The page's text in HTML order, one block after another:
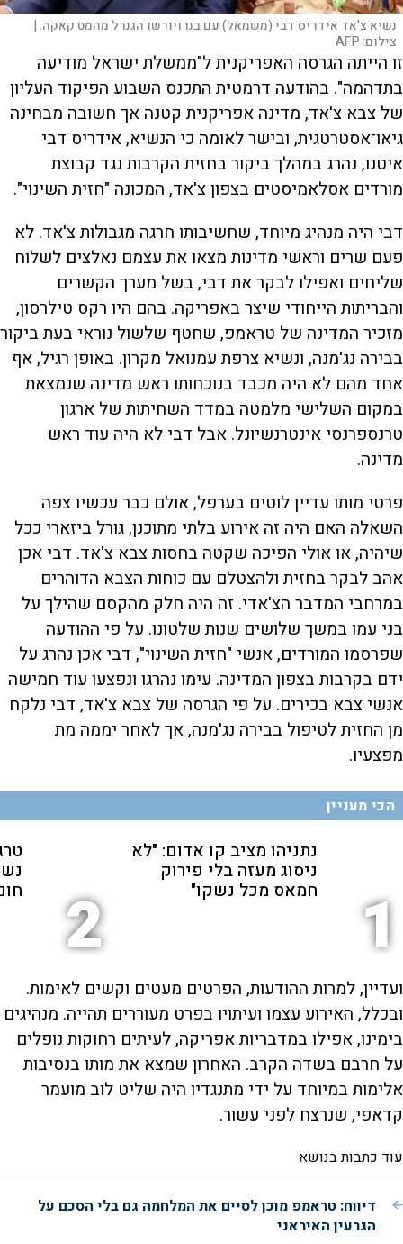
נשיא צ'אד אידריס דבי (משמאל) עם בנו ויורשו הגנרל מהמט קאקה. |
צילום:AFP
זו הייתה הגרסה האפריקנית ל"ממשלת ישראל מודיעה
בתדהמה". בהודעה דרמטית התכנס השבוע הפיקוד העליון
של צבא צ'אד, מדינה אפריקנית קטנה אך חשובה מבחינה
גיאו־אסטרטגית, ובישר לאומה כי הנשיא, אידריס דבי
איטנו, נהרג במהלך ביקור בחזית הקרבות נגד קבוצת
מורדים אסלאמיסטים בצפון צ'אד, המכונה "חזית השינוי".
דבי היה מנהיג מיוחד, שחשיבותו חרגה מגבולות צ'אד. לא
פעם שרים וראשי מדינות מצאו את עצמם נאלצים לשלוח
שליחים ואפילו לבקר את דבי, בשל מערך הקשרים
והבריתות הייחודי שיצר באפריקה. בהם היו רקס טילרסון,
מזכיר המדינה של טראמפ, שחטף שלשול נוראי בעת ביקור
בבירה נג'מנה, ונשיא צרפת עמנואל מקרון. באופן רגיל, אף
אחד מהם לא היה מכבד בנוכחותו ראש מדינה שנמצאת
במקום השלישי מלמטה במדד השחיתות של ארגון
טרנספרנסי אינטרנשיונל. אבל דבי לא היה עוד ראש
מדינה.
פרטי מותו עדיין לוטים בערפל, אולם כבר עכשיו צפה
השאלה האם היה זה אירוע בלתי מתוכנן, גורל ביזארי ככל
שיהיה, או אולי הפיכה שקטה בחסות צבא צ'אד. דבי אכן
אהב לבקר בחזית ולהצטלם עם כוחות הצבא הדוהרים
במרחבי המדבר הצ'אדי. זה היה חלק מהקסם שהילך על
בני עמו במשך שלושים שנות שלטונו. על פי ההודעה
שפרסמו המורדים, אנשי "חזית השינוי", דבי אכן נהרג על
ידם בקרבות בצפון המדינה. עימו נהרגו ונפצעו עוד חמישה
אנשי צבא בכירים. על פי הגרסה של צבא צ'אד, דבי נלקח
מן החזית לטיפול בבירה נג'מנה, אך לאחר יממה מת
מפצעיו.
הכי מעניין
1
נתניהו מציב קו אדום: "לא
ניסוג מעזה בלי פירוק
חמאס מכל נשקו" 2
ועדיין, למרות ההודעות, הפרטים מעטים וקשים לאימות.
ובכלל, האירוע עצמו ועיתויו בפרט מעוררים תהייה. מנהיגים
בימינו, אפילו במדבריות אפריקה, לעיתים רחוקות נופלים
על חרבם בשדה הקרב. האחרון שמצא את מותו בנסיבות
אלימות במיוחד על ידי מתנגדיו היה שליט לוב מועמר
קדאפי, שנרצח לפני עשור.
עוד כתבות בנושא
דיווח: טראמפ מוכן לסיים את המלחמה גם בלי הסכם על
הגרעין האיראני